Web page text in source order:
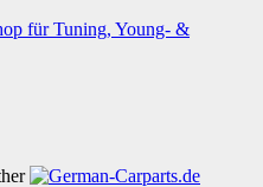
für Tuning, Young- &